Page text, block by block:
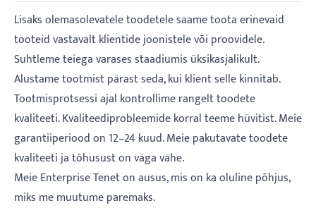
Lisaks olemasolevatele toodetele saame toota erinevaid
tooteid vastavalt klientide joonistele või proovidele.
Suhtleme teiega varases staadiumis üksikasjalikult.
Alustame tootmist pärast seda, kui klient selle kinnitab.
Tootmisprotsessi ajal kontrollime rangelt toodete
kvaliteeti. Kvaliteediprobleemide korral teeme hüvitist. Meie
garantiiperiood on 12–24 kuud. Meie pakutavate toodete
kvaliteeti ja tõhusust on väga vähe.
Meie Enterprise Tenet on ausus, mis on ka oluline põhjus,
miks me muutume paremaks.